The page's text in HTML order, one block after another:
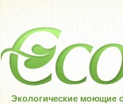
Экологические моющие